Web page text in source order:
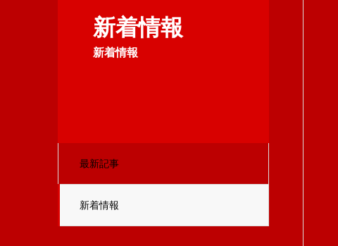
新着情報
新着情報
最新記事
新着情報